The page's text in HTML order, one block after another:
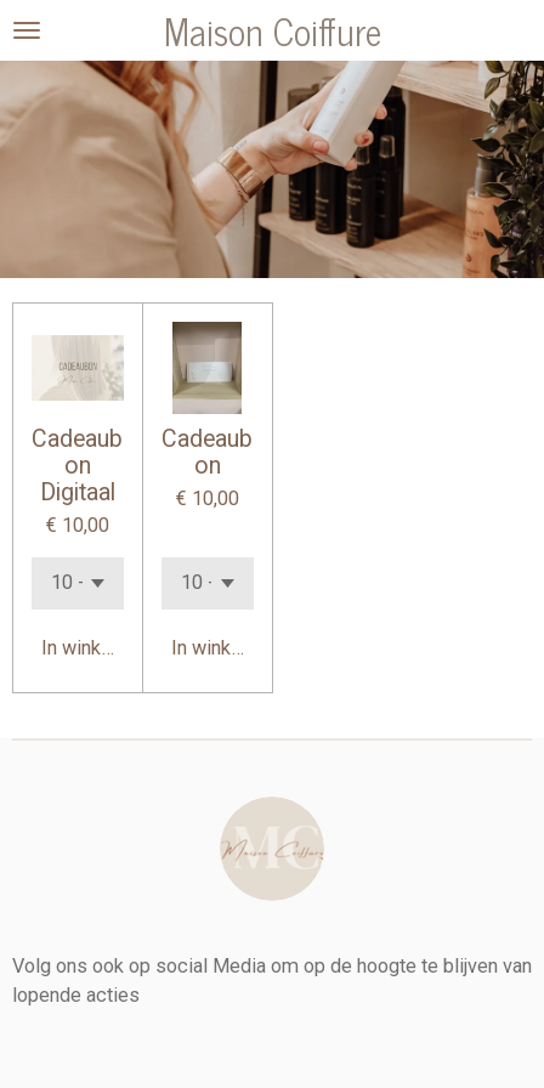
Ga
naar
de
hoofdinhoud
Maison Coiffure
Cadeaub
on
Digitaal
€ 10,00
In winkelwagen
Cadeaub
on
€ 10,00
In winkelwagen
Volg ons ook op social Media om op de hoogte te blijven van
lopende acties